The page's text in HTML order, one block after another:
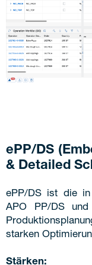
ePP/DS
& Detailed
ePP/DS ist die in
APO PP/DS
starken
Stärken: